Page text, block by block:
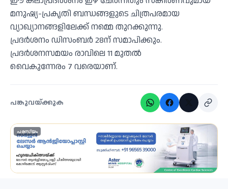
മനുഷ്യ-പ്രകൃതി ബന്ധങ്ങളുടെ ചിത്രപരമായ
വ്യാഖ്യാനങ്ങളിലേക്ക് നമ്മെ തുറക്കുന്നു.
പ്രദര്‍ശനം ഡിസംബര്‍ 28ന് സമാപിക്കും.
പ്രദര്‍ശനസമയം രാവിലെ 11 മുതല്‍
വൈകുന്നേരം 7 വരെയാണ്.
പങ്കുവയ്ക്കുക
പരസ്യം